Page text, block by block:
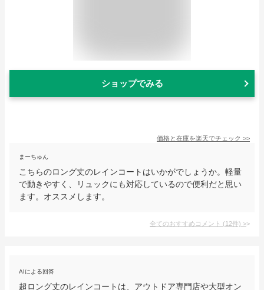
ショップでみる
価格と在庫を楽天でチェック >>
まーちゅん
こちらのロング丈のレインコートはいかがでしょうか。軽量
で動きやすく、リュックにも対応しているので便利だと思い
ます。オススメします。
全てのおすすめコメント (12件) >
AIによる回答
超ロング丈のレインコートは、アウトドア専門店や大型オン